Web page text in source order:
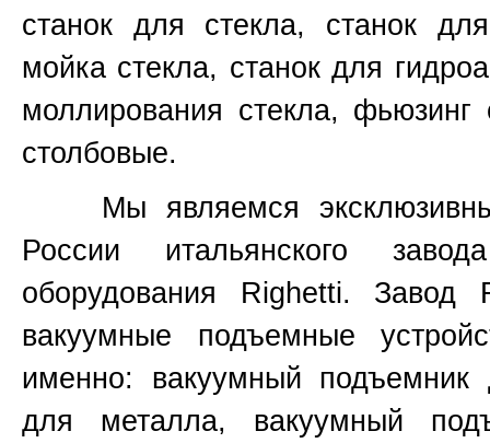
станок для стекла, станок
мойка стекла, станок для
моллирования стекла,
столбовые.
Мы являемся
России итальянского
оборудования Righetti. Завод
вакуумные подъемные
именно: вакуумный
для металла, вакуумный